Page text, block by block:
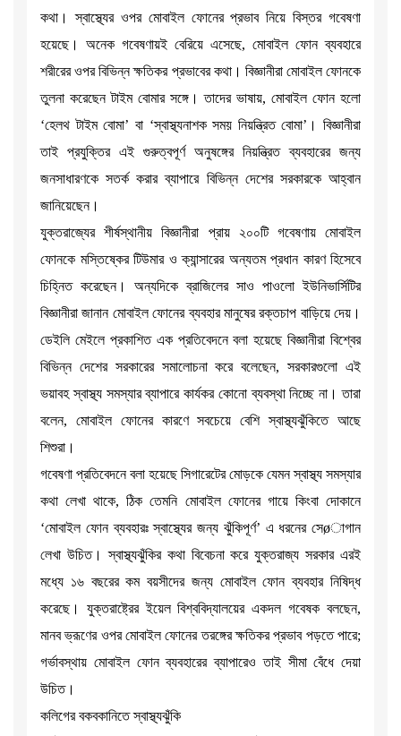
কথা। স্বাস্থ্যের ওপর মোবাইল ফোনের প্রভাব নিয়ে বিস্তর গবেষণা
হয়েছে। অনেক গবেষণায়ই বেরিয়ে এসেছে, মোবাইল ফোন ব্যবহারে
শরীরের ওপর বিভিন্ন ক্ষতিকর প্রভাবের কথা। বিজ্ঞানীরা মোবাইল ফোনকে
তুলনা করেছেন টাইম বোমার সঙ্গে। তাদের ভাষায়, মোবাইল ফোন হলো
‘হেলথ টাইম বোমা’ বা ‘স্বাস্থ্যনাশক সময় নিয়ন্ত্রিত বোমা’। বিজ্ঞানীরা
তাই প্রযুক্তির এই গুরুত্বপূর্ণ অনুষঙ্গের নিয়ন্ত্রিত ব্যবহারের জন্য
জনসাধারণকে সতর্ক করার ব্যাপারে বিভিন্ন দেশের সরকারকে আহ্বান
জানিয়েছেন।
যুক্তরাজ্যের শীর্ষস্থানীয় বিজ্ঞানীরা প্রায় ২০০টি গবেষণায় মোবাইল
ফোনকে মস্তিষ্কের টিউমার ও ক্যান্সারের অন্যতম প্রধান কারণ হিসেবে
চিহ্নিত করেছেন। অন্যদিকে ব্রাজিলের সাও পাওলো ইউনিভার্সিটির
বিজ্ঞানীরা জানান মোবাইল ফোনের ব্যবহার মানুষের রক্তচাপ বাড়িয়ে দেয়।
ডেইলি মেইলে প্রকাশিত এক প্রতিবেদনে বলা হয়েছে বিজ্ঞানীরা বিশ্বের
বিভিন্ন দেশের সরকারের সমালোচনা করে বলেছেন, সরকারগুলো এই
ভয়াবহ স্বাস্থ্য সমস্যার ব্যাপারে কার্যকর কোনো ব্যবস্থা নিচ্ছে না। তারা
বলেন, মোবাইল ফোনের কারণে সবচেয়ে বেশি স্বাস্থ্যঝুঁকিতে আছে
শিশুরা।
গবেষণা প্রতিবেদনে বলা হয়েছে সিগারেটের মোড়কে যেমন স্বাস্থ্য সমস্যার
কথা লেখা থাকে, ঠিক তেমনি মোবাইল ফোনের গায়ে কিংবা দোকানে
‘মোবাইল ফোন ব্যবহারঃ স্বাস্থ্যের জন্য ঝুঁকিপূর্ণ’ এ ধরনের সেøাগান
লেখা উচিত। স্বাস্থ্যঝুঁকির কথা বিবেচনা করে যুক্তরাজ্য সরকার এরই
মধ্যে ১৬ বছরের কম বয়সীদের জন্য মোবাইল ফোন ব্যবহার নিষিদ্ধ
করেছে। যুক্তরাষ্ট্রের ইয়েল বিশ্ববিদ্যালয়ের একদল গবেষক বলছেন,
মানব ভ্রূণের ওপর মোবাইল ফোনের তরঙ্গের ক্ষতিকর প্রভাব পড়তে পারে;
গর্ভাবস্থায় মোবাইল ফোন ব্যবহারের ব্যাপারেও তাই সীমা বেঁধে দেয়া
উচিত।
কলিগের বকবকানিতে স্বাস্থ্যঝুঁকি